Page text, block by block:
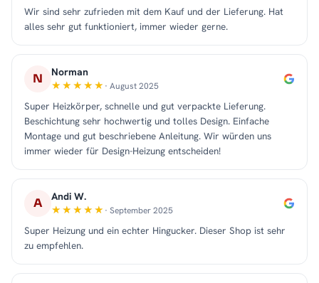
Wir sind sehr zufrieden mit dem Kauf und der Lieferung. Hat
alles sehr gut funktioniert, immer wieder gerne.
N Norman
· August 2025
Super Heizkörper, schnelle und gut verpackte Lieferung.
Beschichtung sehr hochwertig und tolles Design. Einfache
Montage und gut beschriebene Anleitung. Wir würden uns
immer wieder für Design-Heizung entscheiden!
A Andi W.
· September 2025
Super Heizung und ein echter Hingucker. Dieser Shop ist sehr
zu empfehlen.